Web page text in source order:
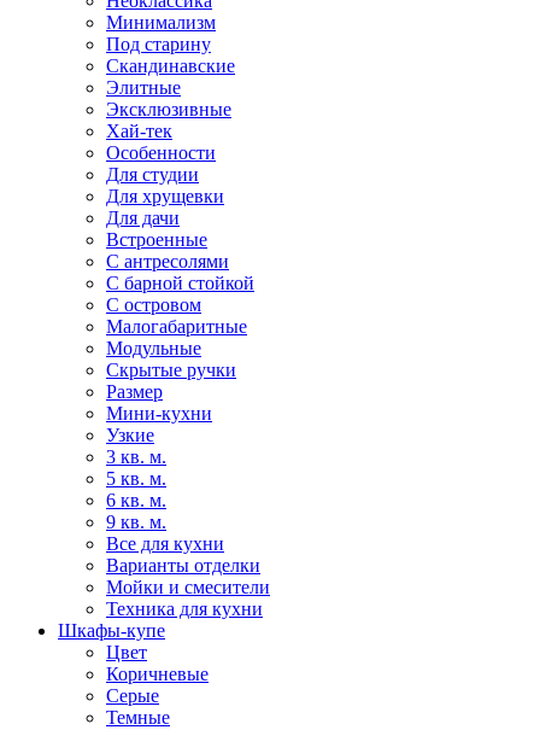
Минимализм
Под старину
Скандинавские
Элитные
Эксклюзивные
Хай-тек
Особенности
Для студии
Для хрущевки
Для дачи
Встроенные
С антресолями
С барной стойкой
С островом
Малогабаритные
Модульные
Скрытые ручки
Размер
Мини-кухни
Узкие
3 кв. м.
5 кв. м.
6 кв. м.
9 кв. м.
Все для кухни
Варианты отделки
Мойки и смесители
Техника для кухни
Шкафы-купе
Цвет
Коричневые
Серые
Темные